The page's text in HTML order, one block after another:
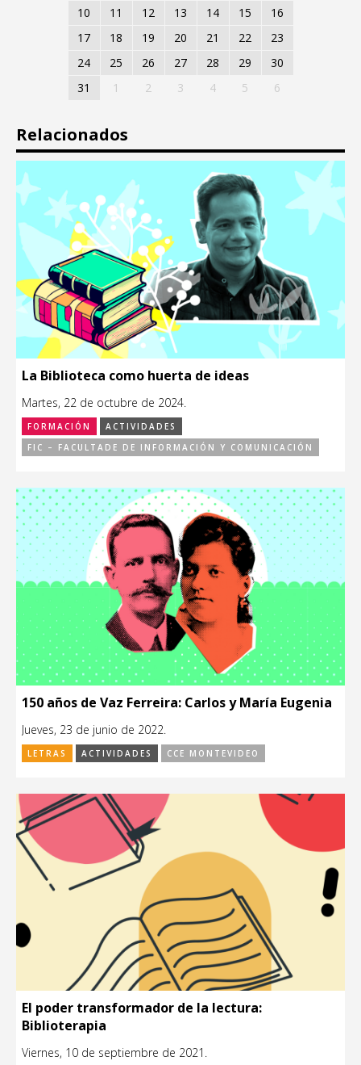
10
11 12 13 14 15
16
17
18 19 20 21 22
23
24
25 26 27 28 29
30
31
1 2 3 4 5 6
Relacionados
La Biblioteca como huerta de ideas
Martes, 22 de octubre de 2024.
FORMACIÓN
ACTIVIDADES
FIC – FACULTADE DE INFORMACIÓN Y COMUNICACIÓN
150 años de Vaz Ferreira: Carlos y María Eugenia
Jueves, 23 de junio de 2022.
LETRAS ACTIVIDADES CCE MONTEVIDEO
El poder transformador de la lectura:
Biblioterapia
Viernes, 10 de septiembre de 2021.